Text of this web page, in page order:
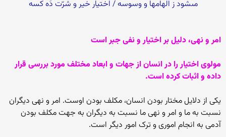
مى‏شود ز الهام‏ها و وسوسه / اختیار خیر و شرّت دَه کسه
امر و نهى، دلیل بر اختیار و نفی جبر است‏
مولوى اختیار را در انسان از جهات و ابعاد مختلف مورد بررسى قرار
داده و اثبات کرده است.
یکى از دلایل مختار بودن انسان، مکلف بودن اوست. امر و نهى دیگران
نسبت به ما و امر و نهى ما نسبت به دیگران به جهت مکلف بودن
آدمى به انجام امورى و ترک امور دیگر است.